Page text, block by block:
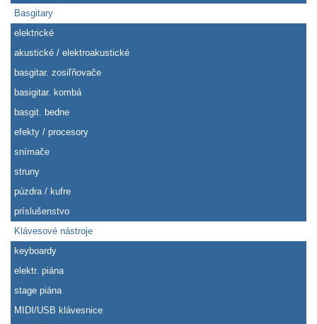
Basgitary
elektrické
akustické / elektroakustické
basgitar. zosiľňovače
basigitar. kombá
basgit. bedne
efekty / procesory
snímače
struny
púzdra / kufre
príslušenstvo
Klávesové nástroje
keyboardy
elektr. piána
stage piána
MIDI/USB klávesnice